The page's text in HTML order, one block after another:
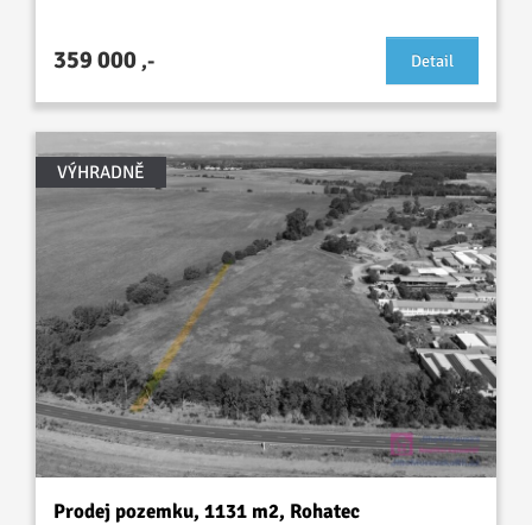
359 000 ,- Detail
VÝHRADNĚ
Prodej pozemku, 1131 m2, Rohatec